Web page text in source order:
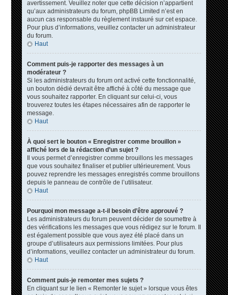
avertissement. Veuillez noter que cette décision n’appartient
qu’aux administrateurs du forum, phpBB Limited n’est en
aucun cas responsable du règlement instauré sur cet espace.
Pour plus d’informations, veuillez contacter un administrateur
du forum.
Haut
Comment puis-je rapporter des messages à un
modérateur ?
Si les administrateurs du forum ont activé cette fonctionnalité,
un bouton dédié devrait être affiché à côté du message que
vous souhaitez rapporter. En cliquant sur celui-ci, vous
trouverez toutes les étapes nécessaires afin de rapporter le
message.
Haut
À quoi sert le bouton « Enregistrer comme brouillon »
affiché lors de la rédaction d’un sujet ?
Il vous permet d’enregistrer comme brouillons les messages
que vous souhaitez finaliser et publier ultérieurement. Vous
pouvez reprendre les messages enregistrés comme brouillons
depuis le panneau de contrôle de l’utilisateur.
Haut
Pourquoi mon message a-t-il besoin d’être approuvé ?
Les administrateurs du forum peuvent décider de soumettre à
des vérifications les messages que vous rédigez sur le forum. Il
est également possible que vous ayez été placé dans un
groupe d’utilisateurs aux permissions limitées. Pour plus
d’informations, veuillez contacter un administrateur du forum.
Haut
Comment puis-je remonter mes sujets ?
En cliquant sur le lien « Remonter le sujet » lorsque vous êtes